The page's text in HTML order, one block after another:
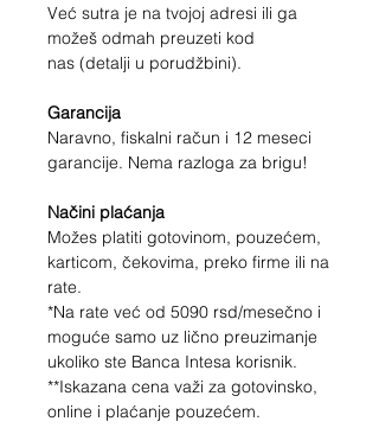
Već sutra je na tvojoj adresi ili ga
možeš odmah preuzeti kod
nas (detalji u porudžbini).
Garancija
Naravno, fiskalni račun i 12 meseci
garancije. Nema razloga za brigu!
Načini plaćanja
Možes platiti gotovinom, pouzećem,
karticom, čekovima, preko firme ili na
rate.
*Na rate već od 5090 rsd/mesečno i
moguće samo uz lično preuzimanje
ukoliko ste Banca Intesa korisnik.
**Iskazana cena važi za gotovinsko,
online i plaćanje pouzećem.